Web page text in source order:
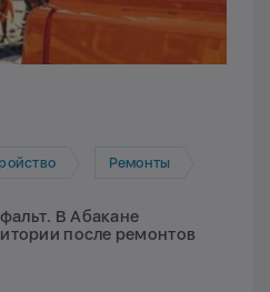
Ремонты
В Абакане
после ремонтов